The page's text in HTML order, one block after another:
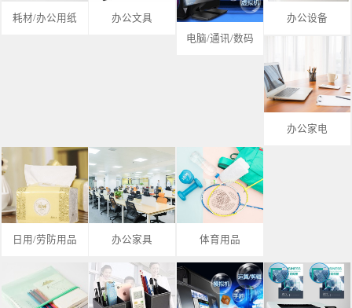
耗材/办公用纸
办公文具
电脑/通讯/数码
办公设备
办公家电
日用/劳防用品 办公家具 体育用品